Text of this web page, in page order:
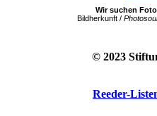
Wir suchen
Bildherkunft /
© 2023
Reeder-